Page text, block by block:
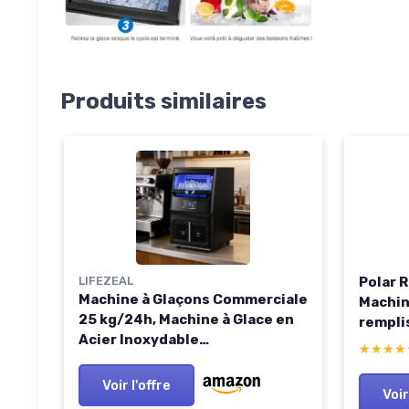
Produits similaires
LIFEZEAL
Machine à Glaçons Commerciale
25 kg/24h, Machine à Glace en
Acier Inoxydable
pour Maison, Bar, Restaurant,
Café, Bureau
Voir l'offre
Polar
pelle